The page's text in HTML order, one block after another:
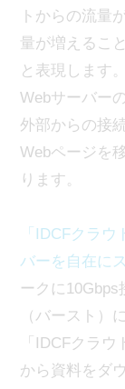
トからの流量
量が増えるこ
と表現します。
Webサーバー
外部からの接
Webページを
ります。
「IDCFクラ
バーを自在に
ークに
（バースト）
「IDCFクラ
から資料をダ